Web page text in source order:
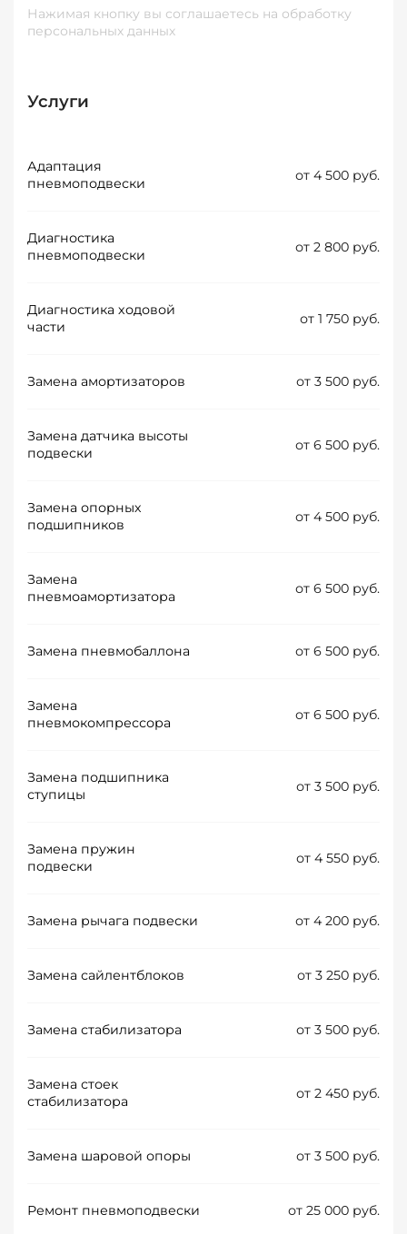
Нажимая кнопку вы соглашаетесь на обработку
персональных данных
Услуги
Адаптация
пневмоподвески
от 4 500 руб.
Диагностика
пневмоподвески
от 2 800 руб.
Диагностика ходовой
части
от 1 750 руб.
Замена амортизаторов от 3 500 руб.
Замена датчика высоты
подвески
от 6 500 руб.
Замена опорных
подшипников
от 4 500 руб.
Замена
пневмоамортизатора
от 6 500 руб.
Замена пневмобаллона от 6 500 руб.
Замена
пневмокомпрессора
от 6 500 руб.
Замена подшипника
ступицы
от 3 500 руб.
Замена пружин
подвески
от 4 550 руб.
Замена рычага подвески от 4 200 руб.
Замена сайлентблоков от 3 250 руб.
Замена стабилизатора от 3 500 руб.
Замена стоек
стабилизатора
от 2 450 руб.
Замена шаровой опоры от 3 500 руб.
Ремонт пневмоподвески от 25 000 руб.